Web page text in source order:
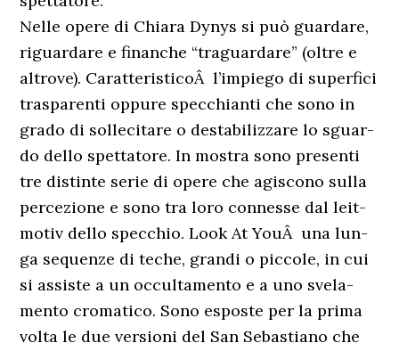
Nelle opere di Chiara Dynys si può guardare,
riguardare e finanche “traguardare” (oltre e
altrove). CaratteristicoÂ l’impiego di superfici
trasparenti oppure specchianti che sono in
grado di sollecitare o destabilizzare lo sguar-
do dello spettatore. In mostra sono presenti
tre distinte serie di opere che agiscono sulla
percezione e sono tra loro connesse dal leit-
motiv dello specchio. Look At YouÂ una lun-
ga sequenze di teche, grandi o piccole, in cui
si assiste a un occultamento e a uno svela-
mento cromatico. Sono esposte per la prima
volta le due versioni del San Sebastiano che